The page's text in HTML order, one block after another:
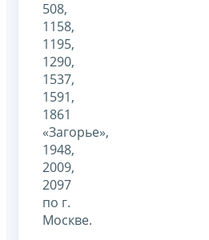
508,
1158,
1195,
1290,
1537,
1591,
1861
«Загорье»,
1948,
2009,
2097
по г.
Москве.